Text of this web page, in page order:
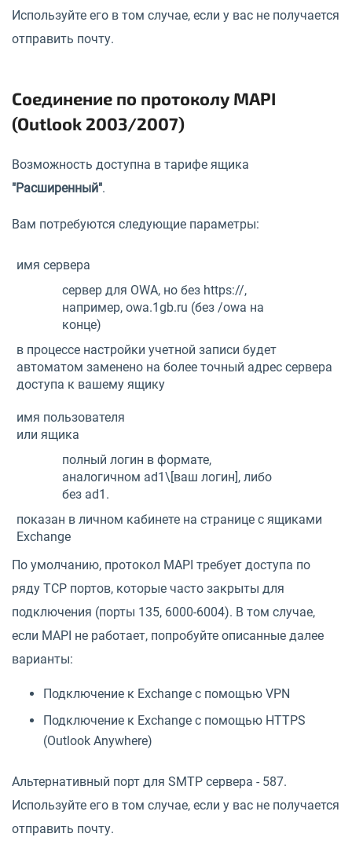
Используйте его в том случае, если у вас не получается
отправить почту.
Соединение по протоколу MAPI
(Outlook 2003/2007)
Возможность доступна в тарифе ящика
"Расширенный".
Вам потребуются следующие параметры:
имя сервера
сервер для OWA, но без https://,
например, owa.1gb.ru (без /owa на
конце)
в процессе настройки учетной записи будет
автоматом заменено на более точный адрес сервера
доступа к вашему ящику
имя пользователя
или ящика
полный логин в формате,
аналогичном ad1\[ваш логин], либо
без ad1.
показан в личном кабинете на странице с ящиками
Exchange
По умолчанию, протокол MAPI требует доступа по
ряду TCP портов, которые часто закрыты для
подключения (порты 135, 6000-6004). В том случае,
если MAPI не работает, попробуйте описанные далее
варианты:
Подключение к Exchange с помощью VPN
Подключение к Exchange с помощью HTTPS
(Outlook Anywhere)
Альтернативный порт для SMTP сервера - 587.
Используйте его в том случае, если у вас не получается
отправить почту.